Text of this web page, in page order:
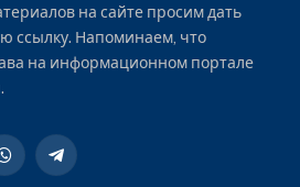
на сайте просим дать
ссылку. Напоминаем, что
на информационном портале
WhatsAppTelegram